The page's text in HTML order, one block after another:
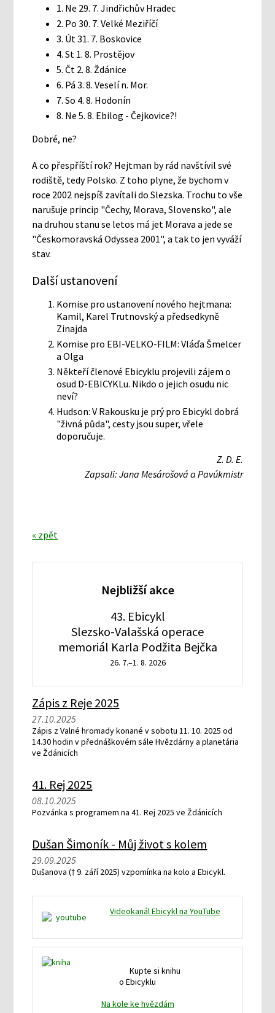
1. Ne 29. 7. Jindřichův Hradec
2. Po 30. 7. Velké Meziříčí
3. Út 31. 7. Boskovice
4. St 1. 8. Prostějov
5. Čt 2. 8. Ždánice
6. Pá 3. 8. Veselí n. Mor.
7. So 4. 8. Hodonín
8. Ne 5. 8. Ebilog - Čejkovice?!
Dobré, ne?
A co přespříští rok? Hejtman by rád navštívil své
rodiště, tedy Polsko. Z toho plyne, že bychom v
roce 2002 nejspíš zavítali do Slezska. Trochu to vše
narušuje princip "Čechy, Morava, Slovensko", ale
na druhou stanu se letos má jet Morava a jede se
"Českomoravská Odyssea 2001", a tak to jen vyváží
stav.
Další ustanovení
Komise pro ustanovení nového hejtmana:
Kamil, Karel Trutnovský a předsedkyně
Zinajda
Komise pro EBI-VELKO-FILM: Vláďa Šmelcer
a Olga
Někteří členové Ebicyklu projevili zájem o
osud D-EBICYKLu. Nikdo o jejich osudu nic
neví?
Hudson: V Rakousku je prý pro Ebicykl dobrá
"živná půda", cesty jsou super, vřele
doporučuje.
Z. D. E.
Zapsali: Jana Mesárošová a Pavúkmistr
« zpět
Nejbližší akce
43. Ebicykl
Slezsko-Valašská operace
memoriál Karla Podžita Bejčka
26. 7.–1. 8. 2026
Zápis z Reje 2025
27.10.2025
Zápis z Valné hromady konané v sobotu 11. 10. 2025 od
14.30 hodin v přednáškovém sále Hvězdárny a planetária
ve Ždánicích
41. Rej 2025
08.10.2025
Pozvánka s programem na 41. Rej 2025 ve Ždánicích
Dušan Šimoník - Můj život s kolem
29.09.2025
Dušanova († 9. září 2025) vzpomínka na kolo a Ebicykl.
Videokanál Ebicykl na YouTube
Kupte si knihu
o Ebicyklu
Na kole ke hvězdám